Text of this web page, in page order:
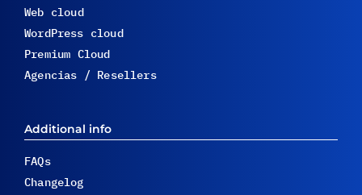
Web cloud
WordPress cloud
Premium Cloud
Agencias / Resellers
Additional info
FAQs
Changelog